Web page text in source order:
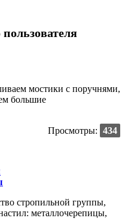
мостики с поручнями,
большие
Просмотры: 434
стропильной группы,
металлочерепицы,